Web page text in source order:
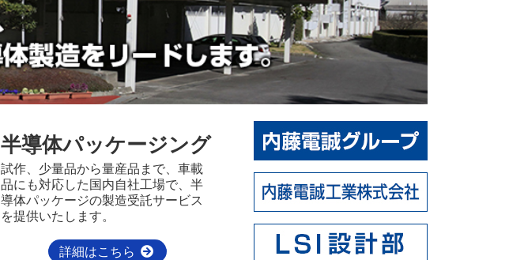
半導体パッケージング
試作、少量品から量産品まで、車載
品にも対応した国内自社工場で、半
導体パッケージの製造受託サービス
を提供いたします。
詳細はこちら